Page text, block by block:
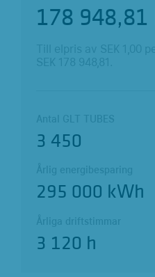
178 948,82
3 450
295 000 kWh
3 120 h